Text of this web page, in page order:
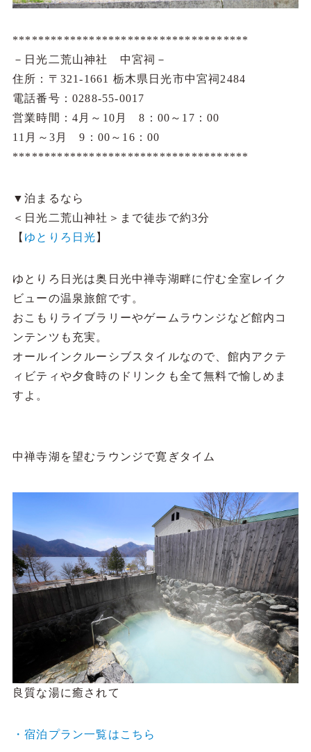
*************************************
－日光二荒山神社 中宮祠－
住所：〒321-1661 栃木県日光市中宮祠2484
電話番号：0288-55-0017
営業時間：4月～10月 8：00～17：00
11月～3月 9：00～16：00
*************************************
▼泊まるなら
＜日光二荒山神社＞まで徒歩で約3分
【 ゆとりろ日光 】
ゆとりろ日光は奥日光中禅寺湖畔に佇む全室レイク
ビューの温泉旅館です。
おこもりライブラリーやゲームラウンジなど館内コ
ンテンツも充実。
オールインクルーシブスタイルなので、館内アクテ
ィビティや夕食時のドリンクも全て無料で愉しめま
すよ。
中禅寺湖を望むラウンジで寛ぎタイム
良質な湯に癒されて
・宿泊プラン一覧はこちら